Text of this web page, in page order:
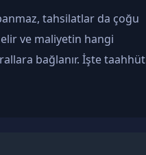
tahsilatlar da çoğu
ve maliyetin hangi
bağlanır. İşte taahhüt